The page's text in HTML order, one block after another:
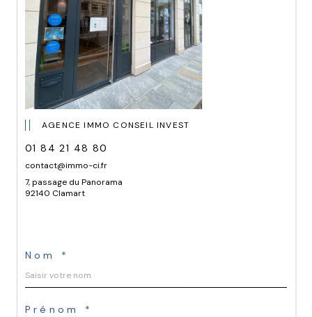
AGENCE IMMO CONSEIL INVEST
01 84 21 48 80
contact@immo-ci.fr
7, passage du Panorama
92140 Clamart
Nom *
Prénom *